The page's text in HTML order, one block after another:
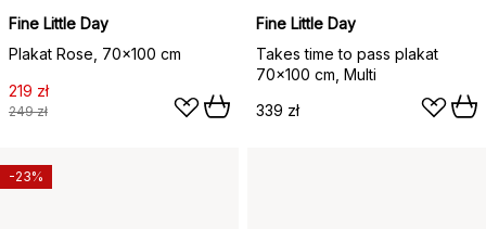
Fine Little Day
Plakat Rose, 70x100 cm
219 zł
249 zł
Fine Little Day
Takes time to pass plakat
70x100 cm, Multi
339 zł
-23%